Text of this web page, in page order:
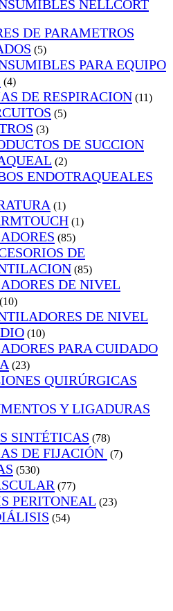
NELLCORT
DE PARAMETROS
(5)
PARA EQUIPO
(4)
DE RESPIRACION (11)
(5)
(3)
DE SUCCION
(2)
ENDOTRAQUEALES
(1)
(1)
(85)
DE
(85)
DE NIVEL
(10)
DE NIVEL
(10)
PARA CUIDADO
(23)
QUIRÚRGICAS
Y LIGADURAS
SINTÉTICAS (78)
DE FIJACIÓN (7)
(530)
(77)
PERITONEAL (23)
(54)